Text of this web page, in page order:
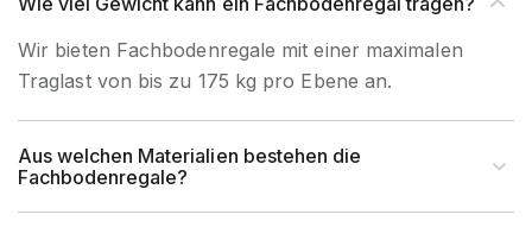
Wir bieten Fachbodenregale mit einer maximalen
Traglast von bis zu 175 kg pro Ebene an.
Aus welchen Materialien bestehen die
Fachbodenregale?